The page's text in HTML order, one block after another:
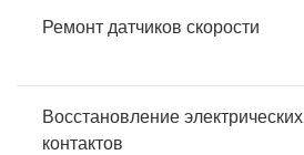
Ремонт датчиков скорости
Восстановление электрических
контактов